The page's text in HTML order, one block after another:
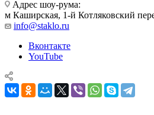
Адрес шоу-рума:
м Каширская, 1-й Котляковский
info@staklo.ru
Вконтакте
YouTube